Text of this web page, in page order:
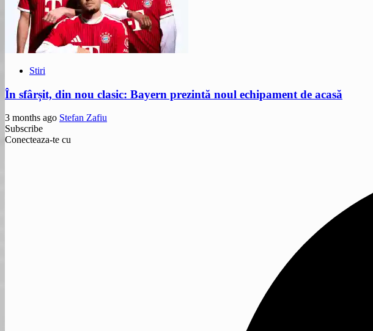
Stiri
În sfârșit, din nou clasic: Bayern prezintă noul echipament de acasă
3 months ago Stefan Zafiu
Subscribe
Conecteaza-te cu